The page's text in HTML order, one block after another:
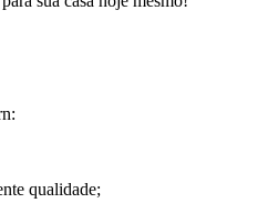
qualidade;